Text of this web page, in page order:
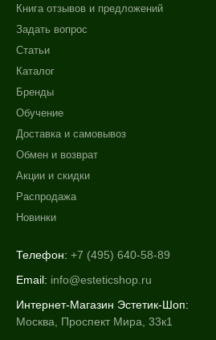
Книга отзывов и предложений
Задать вопрос
Статьи
Каталог
Бренды
Обучение
Доставка и самовывоз
Обмен и возврат
Акции и скидки
Распродажа
Новинки
Телефон: +7 (495) 640-58-89
Email: info@esteticshop.ru
Интернет-Магазин Эстетик-Шоп:
Москва, Проспект Мира, 33к1